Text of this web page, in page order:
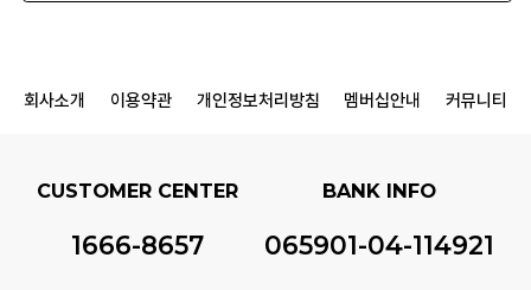
회사소개 이용약관 개인정보처리방침 멤버십안내 커뮤니티
CUSTOMER CENTER
1666-8657
BANK INFO
065901-04-114921